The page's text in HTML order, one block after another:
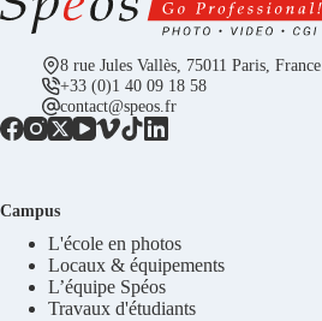
8 rue Jules Vallès, 75011 Paris, France
+33 (0)1 40 09 18 58
contact@speos.fr
Campus
L'école en photos
Locaux & équipements
L’équipe Spéos
Travaux d'étudiants